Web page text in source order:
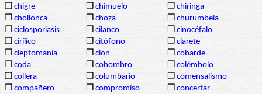
❒ chigre ❒ chimuelo ❒ chiringa
❒ chollonca ❒ choza ❒ churumbela
❒ ciclosporiasis ❒ cilanco ❒ cinocéfalo
❒ cirílico ❒ citófono ❒ clarete
❒ cleptomanía ❒ clon ❒ cobarde
❒ coda ❒ cohombro ❒ colémbolo
❒ collera ❒ columbario ❒ comensalismo
❒ compañero ❒ compromiso ❒ concertar